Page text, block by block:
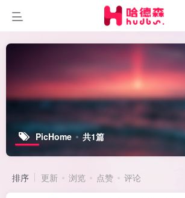
PicHome 共1篇
排序 更新 浏览 点赞 评论